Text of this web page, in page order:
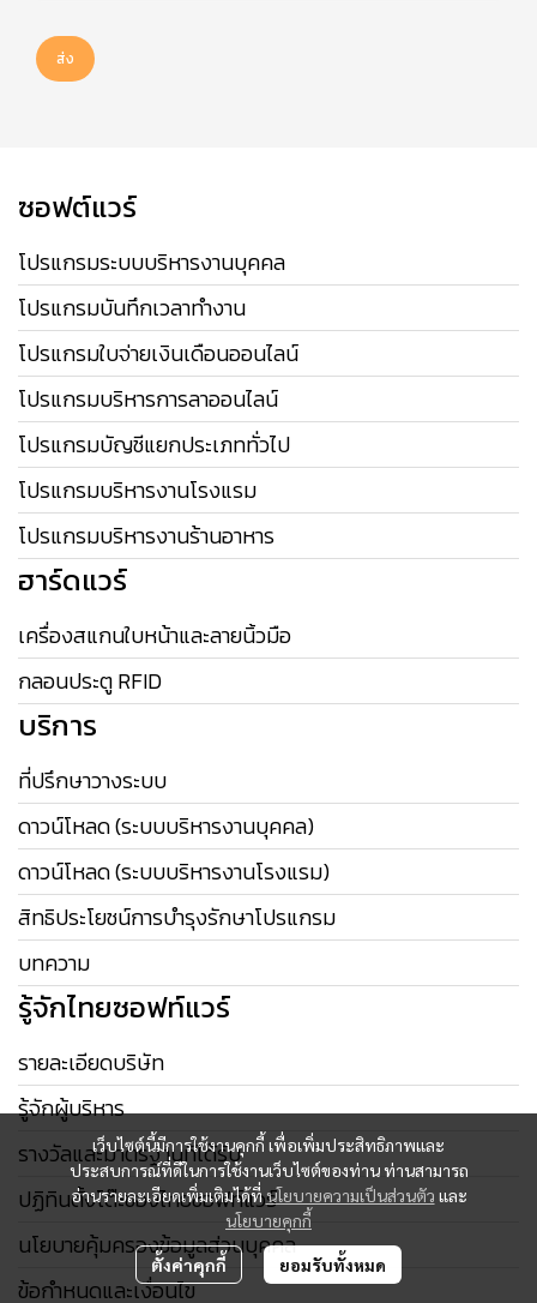
ส่ง
เว็บไซต์นี้มีการใช้งานคุกกี้ เพื่อเพิ่มประสิทธิภาพและ
ประสบการณ์ที่ดีในการใช้งานเว็บไซต์ของท่าน ท่านสามารถ
อ่านรายละเอียดเพิ่มเติมได้ที่นโยบายความเป็นส่วนตัว และ
นโยบายคุกกี้
ตั้งค่าคุกกี้ ยอมรับทั้งหมด
ซอฟต์แวร์
โปรแกรมระบบบริหารงานบุคคล
โปรแกรมบันทึกเวลาทำงาน
โปรแกรมใบจ่ายเงินเดือนออนไลน์
โปรแกรมบริหารการลาออนไลน์
โปรแกรมบัญชีแยกประเภททั่วไป
โปรแกรมบริหารงานโรงแรม
โปรแกรมบริหารงานร้านอาหาร
ฮาร์ดแวร์
เครื่องสแกนใบหน้าและลายนิ้วมือ
กลอนประตู RFID
บริการ
ที่ปรึกษาวางระบบ
ดาวน์โหลด (ระบบบริหารงานบุคคล)
ดาวน์โหลด (ระบบบริหารงานโรงแรม)
สิทธิประโยชน์การบำรุงรักษาโปรแกรม
บทความ
รู้จักไทยซอฟท์แวร์
รายละเอียดบริษัท
รู้จักผู้บริหาร
รางวัลและมาตรฐานที่ได้รับ
ปฏิทินตั้งโต๊ะของไทยซอฟท์แวร์
นโยบายคุ้มครองข้อมูลส่วนบุคคล
ข้อกำหนดและเงื่อนไข